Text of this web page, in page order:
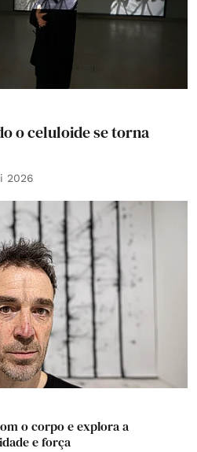
o celuloide se torna
2026
o corpo e explora a
e força